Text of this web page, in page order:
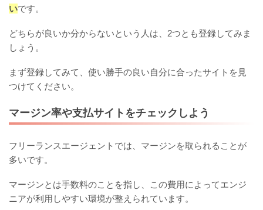
いです。
どちらが良いか分からないという人は、2つとも登録してみま
しょう。
まず登録してみて、使い勝手の良い自分に合ったサイトを見
つけてください。
マージン率や支払サイトをチェックしよう
フリーランスエージェントでは、マージンを取られることが
多いです。
マージンとは手数料のことを指し、この費用によってエンジ
ニアが利用しやすい環境が整えられています。